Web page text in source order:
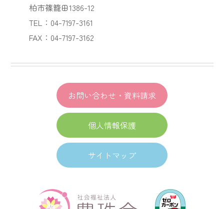
柏市篠籠田1386-12
TEL：04-7197-3161
FAX：04-7197-3162
お問い合わせ・資料請求
個人情報保護
サイトマップ